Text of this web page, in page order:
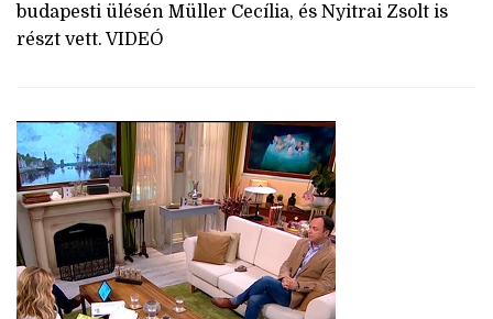
budapesti ülésén Müller Cecília, és Nyitrai Zsolt is
részt vett. VIDEÓ